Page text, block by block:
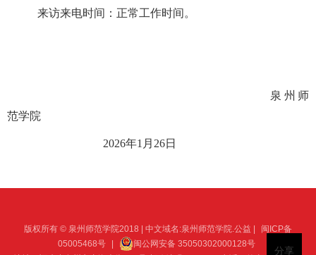
来访来电时间：正常工作时间。
泉州师
范学院
2026年1 月 26日
分享
版权所有 © 泉州师范学院2018 | 中文域名:泉州师范学院.公益 |
闽ICP备
05005468号
闽公网安备 35050302000128号